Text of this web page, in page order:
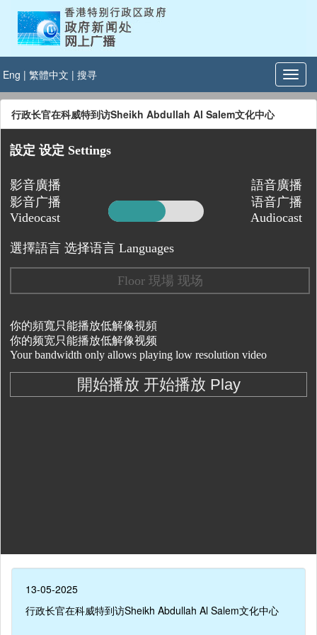
Eng | 繁體中文 | 搜寻
行政长官在科威特到访Sheikh Abdullah Al Salem文化中心
13-05-2025
行政长官在科威特到访Sheikh Abdullah Al Salem文化中心